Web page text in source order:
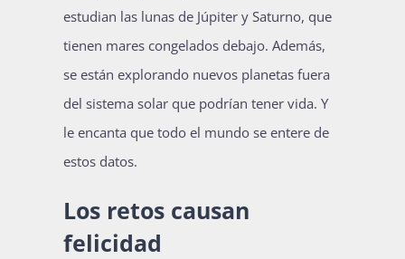
estudian las lunas de Júpiter y Saturno, que
tienen mares congelados debajo. Además,
se están explorando nuevos planetas fuera
del sistema solar que podrían tener vida. Y
le encanta que todo el mundo se entere de
estos datos.
Los retos causan
felicidad